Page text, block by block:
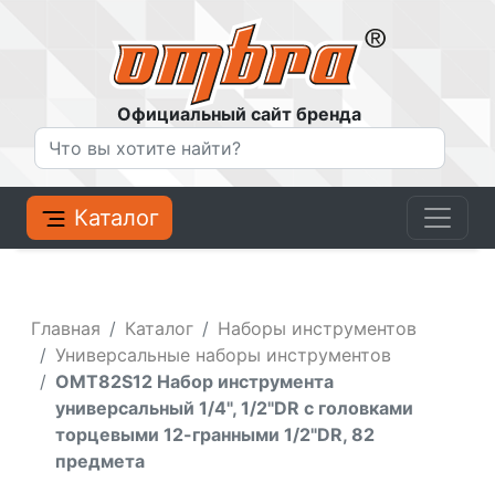
Официальный сайт бренда
Каталог
Главная Каталог
Наборы инструментов
Универсальные наборы инструментов
OMT82S12 Набор инструмента
универсальный 1/4", 1/2"DR с головками
торцевыми 12-гранными 1/2"DR, 82
предмета